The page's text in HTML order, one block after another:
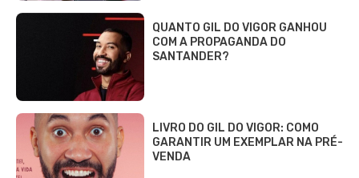
QUANTO GIL DO VIGOR GANHOU
COM A PROPAGANDA DO
SANTANDER?
LIVRO DO GIL DO VIGOR: COMO
GARANTIR UM EXEMPLAR NA PRÉ-
VENDA